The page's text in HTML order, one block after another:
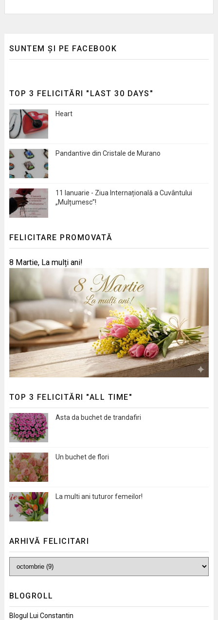
SUNTEM ȘI PE FACEBOOK
TOP 3 FELICITĂRI "LAST 30 DAYS"
Heart
Pandantive din Cristale de Murano
11 Ianuarie - Ziua Internațională a Cuvântului
„Mulțumesc”!
FELICITARE PROMOVATĂ
8 Martie, La mulți ani!
TOP 3 FELICITĂRI "ALL TIME"
Asta da buchet de trandafiri
Un buchet de flori
La multi ani tuturor femeilor!
ARHIVĂ FELICITARI
BLOGROLL
Blogul Lui Constantin